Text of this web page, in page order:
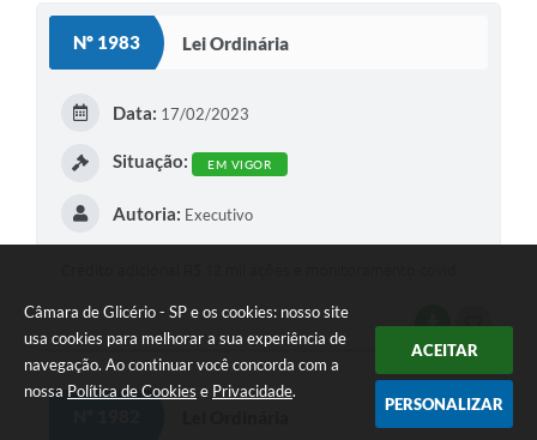
Câmara de Glicério - SP e os cookies: nosso site
usa cookies para melhorar a sua experiência de
navegação. Ao continuar você concorda com a
nossa Política de Cookies e Privacidade.
ACEITAR
PERSONALIZAR
Nº 1983 Lei Ordinária
Data: 17/02/2023
Situação: EM VIGOR
Autoria: Executivo